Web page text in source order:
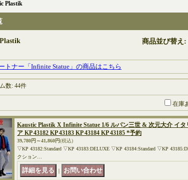
Plastik
商品並び替え :
トナー「Infinite Statue」の商品はこちら
数: 44件
在庫
Kaustic Plastik X Infinite Statue 1/6 ルパン三世 & 次元大介 イ
ア KP 43182 KP 43183 KP 43184 KP 43185 *予約
39,780円～41,860円(税込)
▽KP 43182:Standard ▽KP 43183:DELUXE ▽KP 43184:Standard ▽KP
クション…
｜